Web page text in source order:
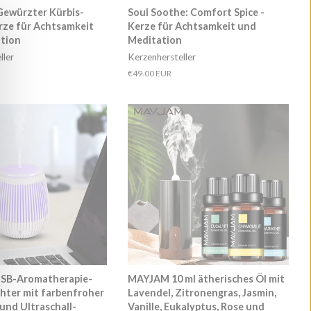
Kürbis-
für Achtsamkeit
Soul Soothe: Comfort Spice -
Kerze für Achtsamkeit und
Meditation
Kerzenhersteller
Normaler
€49.00 EUR
Aromatherapie-
mit farbenfroher
Ultraschall-
MAYJAM 10 ml ätherisches Öl mit
Lavendel, Zitronengras, Jasmin,
Vanille, Eukalyptus, Rose und